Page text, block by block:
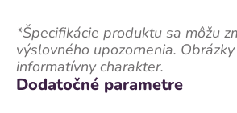
*Špecifikácie produktu sa môžu
výslovného upozornenia.
informatívny charakter.
Dodatočné parametre